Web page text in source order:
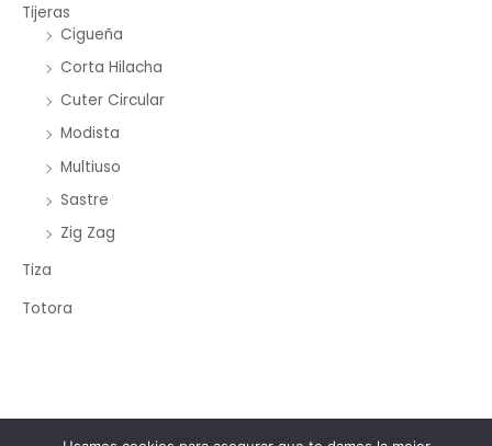
Tijeras
Cigueña
Corta Hilacha
Cuter Circular
Modista
Multiuso
Sastre
Zig Zag
Tiza
Totora